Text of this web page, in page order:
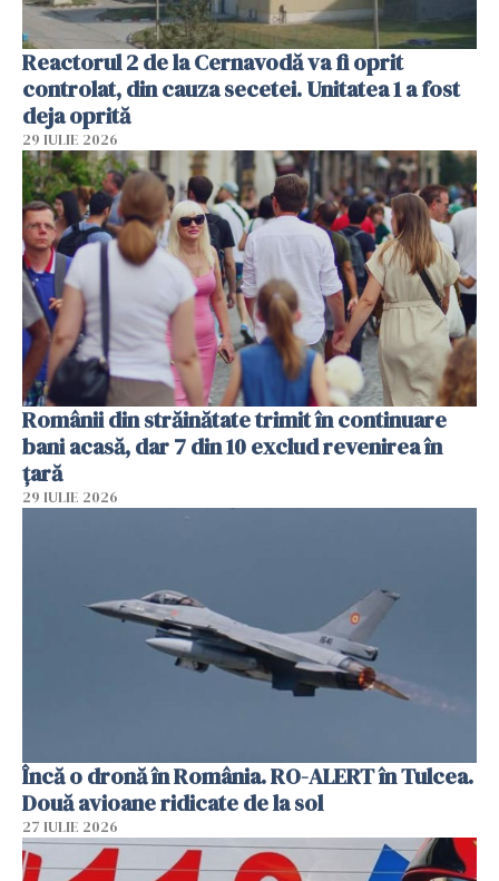
Reactorul 2 de la Cernavodă va fi oprit
controlat, din cauza secetei. Unitatea 1 a fost
deja oprită
29 IULIE 2026
Românii din străinătate trimit în continuare
bani acasă, dar 7 din 10 exclud revenirea în
țară
29 IULIE 2026
Încă o dronă în România. RO-ALERT în Tulcea.
Două avioane ridicate de la sol
27 IULIE 2026